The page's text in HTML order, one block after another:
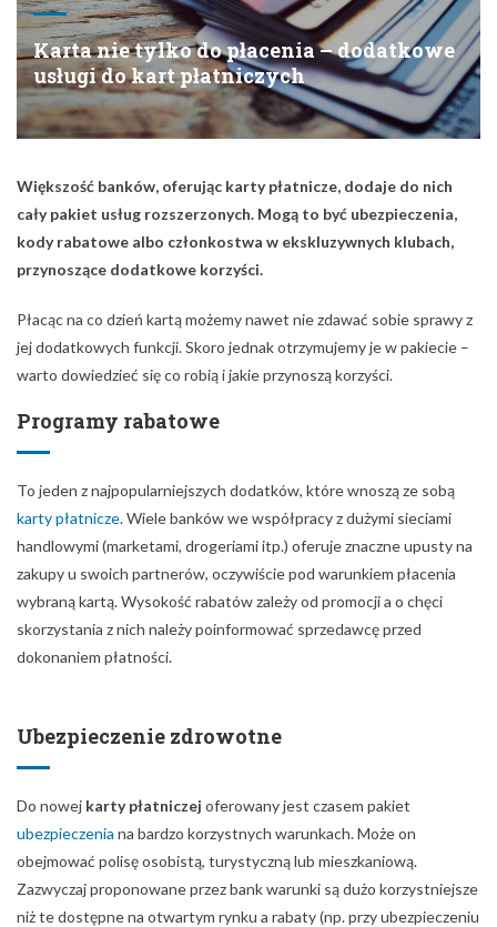
Karta nie tylko do płacenia – dodatkowe
usługi do kart płatniczych
Większość banków, oferując karty płatnicze, dodaje do nich
cały pakiet usług rozszerzonych. Mogą to być ubezpieczenia,
kody rabatowe albo członkostwa w ekskluzywnych klubach,
przynoszące dodatkowe korzyści.
Płacąc na co dzień kartą możemy nawet nie zdawać sobie sprawy z
jej dodatkowych funkcji. Skoro jednak otrzymujemy je w pakiecie –
warto dowiedzieć się co robią i jakie przynoszą korzyści.
Programy rabatowe
To jeden z najpopularniejszych dodatków, które wnoszą ze sobą
karty płatnicze. Wiele banków we współpracy z dużymi sieciami
handlowymi (marketami, drogeriami itp.) oferuje znaczne upusty na
zakupy u swoich partnerów, oczywiście pod warunkiem płacenia
wybraną kartą. Wysokość rabatów zależy od promocji a o chęci
skorzystania z nich należy poinformować sprzedawcę przed
dokonaniem płatności.
Ubezpieczenie zdrowotne
Do nowej karty płatniczej oferowany jest czasem pakiet
ubezpieczenia na bardzo korzystnych warunkach. Może on
obejmować polisę osobistą, turystyczną lub mieszkaniową.
Zazwyczaj proponowane przez bank warunki są dużo korzystniejsze
niż te dostępne na otwartym rynku a rabaty (np. przy ubezpieczeniu